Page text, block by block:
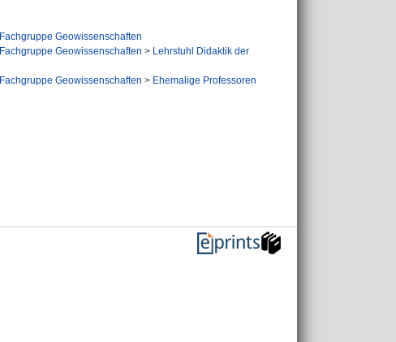
Fachgruppe Geowissenschaften
Fachgruppe Geowissenschaften > Lehrstuhl Didaktik der
Fachgruppe Geowissenschaften > Ehemalige Professoren